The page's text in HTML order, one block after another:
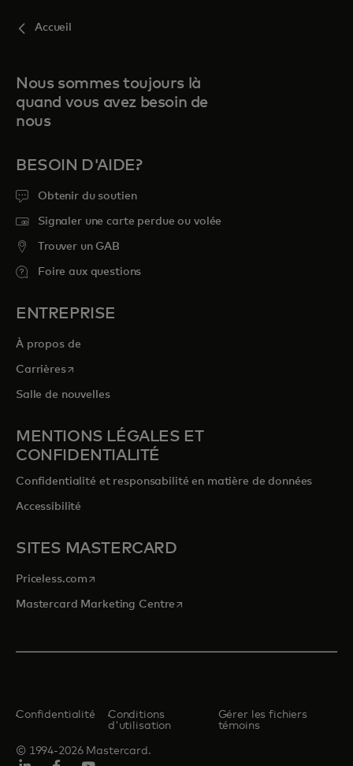
Accueil
Nous sommes toujours là
quand vous avez besoin de
nous
BESOIN D'AIDE?
Obtenir du soutien
Signaler une carte perdue ou volée
Trouver un GAB
Foire aux questions
ENTREPRISE
À propos de
Carrièress’ouvre dans un nouvel onglet
Salle de nouvelles
MENTIONS LÉGALES ET
CONFIDENTIALITÉ
Confidentialité et responsabilité en matière de données
Accessibilité
SITES MASTERCARD
Priceless.com s’ouvre dans un nouvel onglet
Mastercard Marketing Centre s’ouvre dans un nouvel onglet
© 1994-2026 Mastercard.
Confidentialité
Conditions
d'utilisation
Gérer les fichiers
témoins